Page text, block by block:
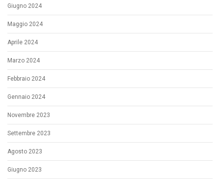
Giugno 2024
Maggio 2024
Aprile 2024
Marzo 2024
Febbraio 2024
Gennaio 2024
Novembre 2023
Settembre 2023
Agosto 2023
Giugno 2023